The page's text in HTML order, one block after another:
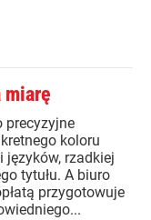
miarę
precyzyjne
koloru
języków, rzadkiej
tytułu. A biuro
przygotowuje